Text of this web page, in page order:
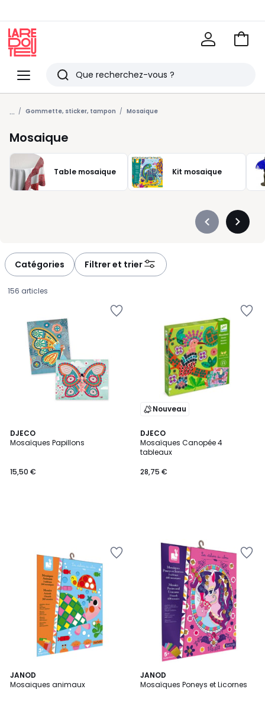
Menu
Redoute
Rechercher
Derniers
articles
vus
Voir
... Gommette, sticker, tampon Mosaique
Mosaique
Table mosaique Kit mosaique
Précédent
Catégories Filtrer et trier
156 articles
DJECO
Mosaïques Papillons
€.
15,50 €
Nouveau
DJECO
Mosaïques Canopée 4
tableaux
28,75 €
JANOD
Mosaiques animaux
JANOD
Mosaïques Poneys et Licornes